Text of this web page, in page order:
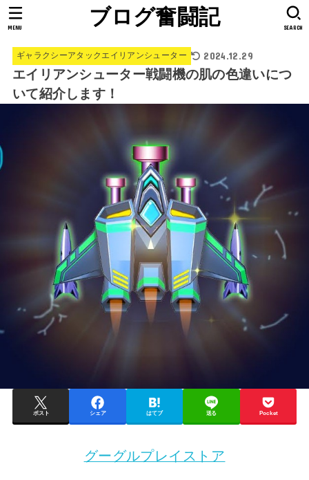
ブログ奮闘記 SEARCH
MENU
ギャラクシーアタックエイリアンシューター 2024.12.29
エイリアンシューター戦闘機の肌の色違いにつ
いて紹介します！
ポスト シェア はてブ 送る Pocket
グーグルプレイストア